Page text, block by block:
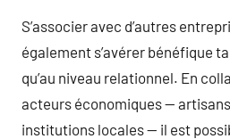
S’associer avec d’autres
également s’avérer bénéfique
qu’au niveau relationnel. En
acteurs économiques —
institutions locales — il est